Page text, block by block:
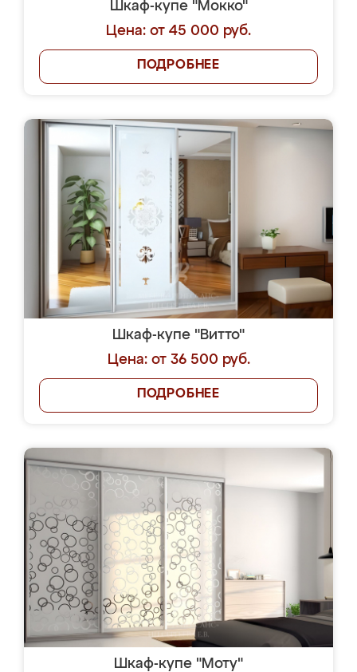
Шкаф-купе "Мокко"
Цена: от 45 000 руб.
ПОДРОБНЕЕ
Шкаф-купе "Витто"
Цена: от 36 500 руб.
ПОДРОБНЕЕ
Шкаф-купе "Моту"